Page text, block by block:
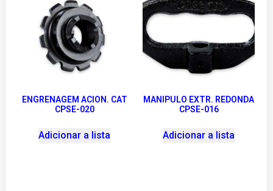
ENGRENAGEM ACION. CAT
CPSE-020
Adicionar a lista
MANIPULO EXTR. REDONDA
CPSE-016
Adicionar a lista